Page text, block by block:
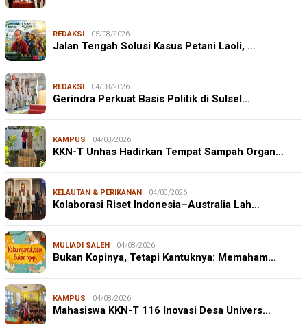
REDAKSI 05/08/2026
Jalan Tengah Solusi Kasus Petani Laoli, …
REDAKSI 04/08/2026
Gerindra Perkuat Basis Politik di Sulsel…
KAMPUS 04/08/2026
KKN-T Unhas Hadirkan Tempat Sampah Organ…
KELAUTAN & PERIKANAN 04/08/2026
Kolaborasi Riset Indonesia–Australia Lah…
MULIADI SALEH 04/08/2026
Bukan Kopinya, Tetapi Kantuknya: Memaham…
KAMPUS 04/08/2026
Mahasiswa KKN-T 116 Inovasi Desa Univers…